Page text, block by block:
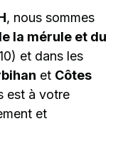
, nous sommes
la mérule et du
et dans les
et Côtes
est à votre
et